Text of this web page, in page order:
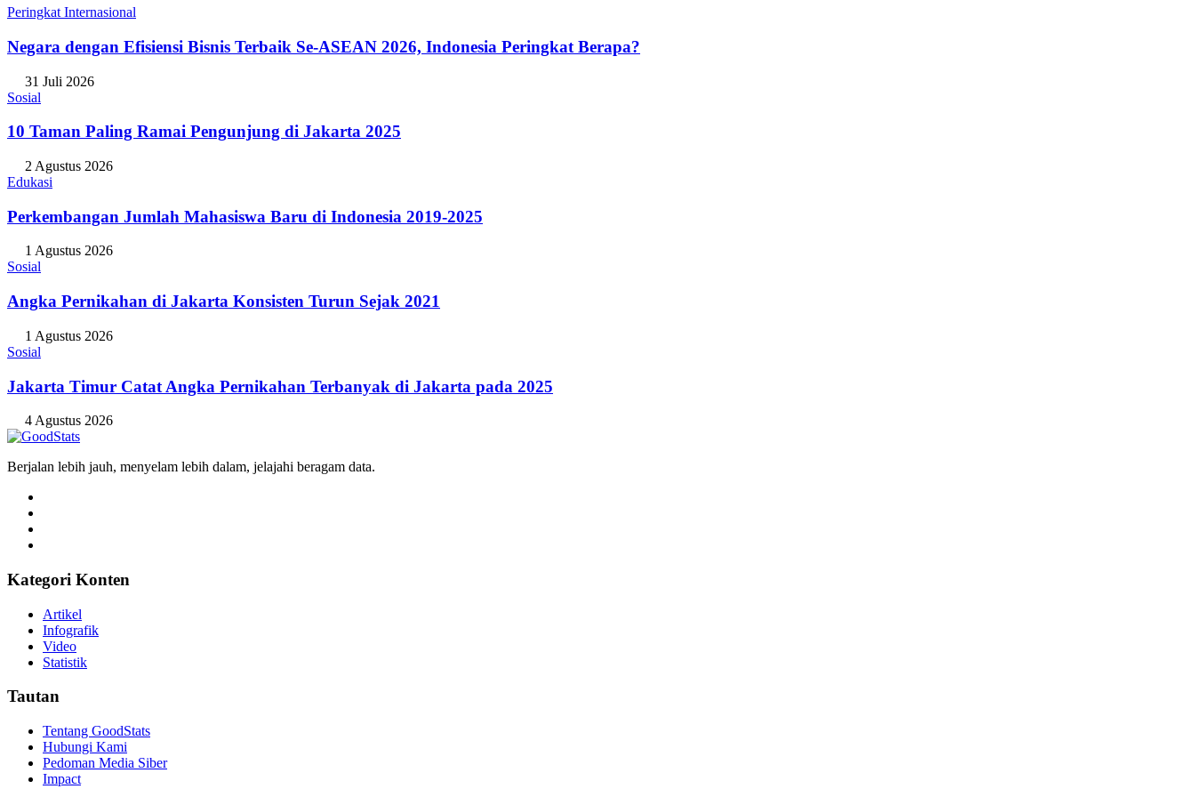
Peringkat Internasional
Negara dengan Efisiensi Bisnis Terbaik Se-ASEAN 2026, Indonesia Peringkat Berapa?
31 Juli 2026
Sosial
10 Taman Paling Ramai Pengunjung di Jakarta 2025
2 Agustus 2026
Edukasi
Perkembangan Jumlah Mahasiswa Baru di Indonesia 2019-2025
1 Agustus 2026
Sosial
Angka Pernikahan di Jakarta Konsisten Turun Sejak 2021
1 Agustus 2026
Sosial
Jakarta Timur Catat Angka Pernikahan Terbanyak di Jakarta pada 2025
4 Agustus 2026
Berjalan lebih jauh, menyelam lebih dalam, jelajahi beragam data.
Kategori Konten
Artikel
Infografik
Video
Statistik
Tautan
Tentang GoodStats
Hubungi Kami
Pedoman Media Siber
Impact